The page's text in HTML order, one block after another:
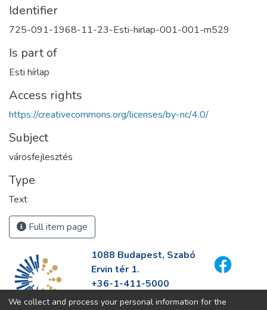
Identifier
725-091-1968-11-23-Esti-hirlap-001-001-m529
Is part of
Esti hírlap
Access rights
https://creativecommons.org/licenses/by-nc/4.0/
Subject
városfejlesztés
Type
Text
Full item page
1088 Budapest, Szabó
Ervin tér 1.
+36-1-411-5000
info@fszek.hu
We collect and process your personal information for the